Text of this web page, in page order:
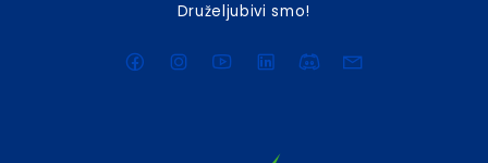
Druželjubivi smo!